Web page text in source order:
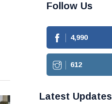
Follow Us
4,990
612
Latest Updates